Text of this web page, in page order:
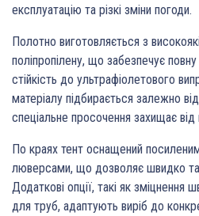
експлуатацію та різкі зміни погоди.
Полотно виготовляється з
поліпропілену, що забезпечує повну
стійкість до ультрафіолетового
матеріалу підбирається залежно
спеціальне просочення захищає від
По краях тент оснащений
люверсами, що дозволяє швидко та
Додаткові опції, такі як зміцнення
для труб, адаптують виріб до